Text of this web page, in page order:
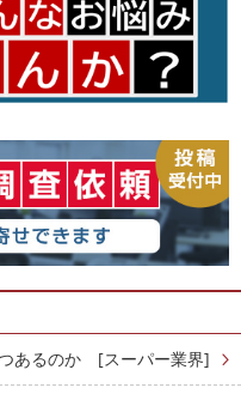
あるのか [スーパー業界]